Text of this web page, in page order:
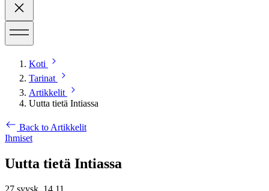
Koti
Tarinat
Artikkelit
Uutta tietä Intiassa
Back to Artikkelit
Ihmiset
Uutta tietä Intiassa
27 syysk. 14.11